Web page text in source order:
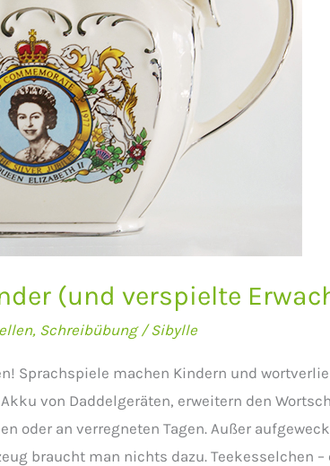
(und verspielte
, Schreibübung/Sibylle
Sprachspiele machen Kindern und
von Daddelgeräten, erweitern den
oder an verregneten Tagen. Außer
braucht man nichts dazu. Teekesselchen –